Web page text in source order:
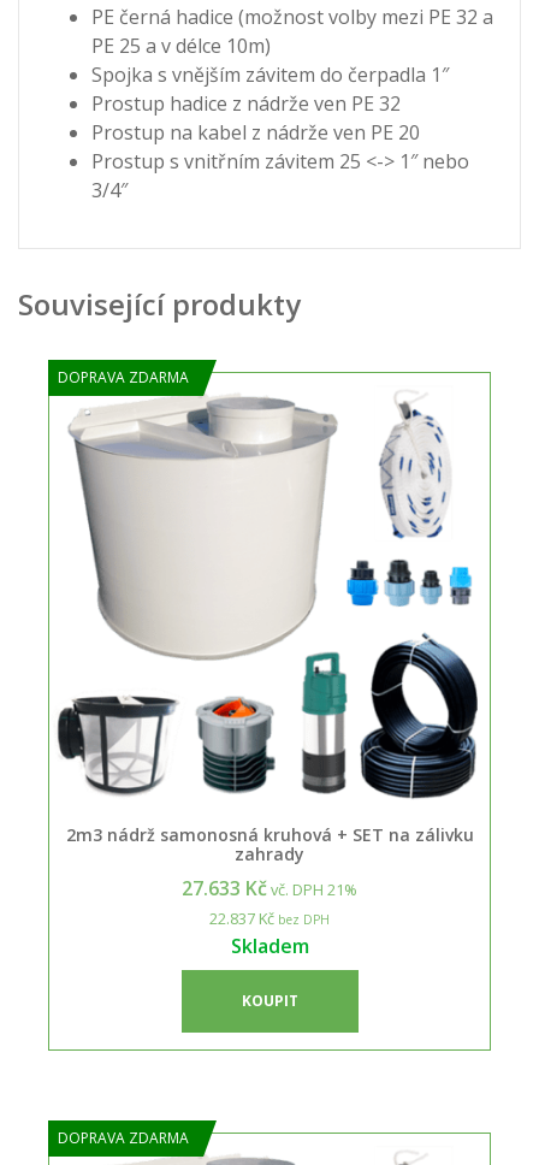
PE černá hadice (možnost volby mezi PE 32 a
PE 25 a v délce 10m)
Spojka s vnějším závitem do čerpadla 1″
Prostup hadice z nádrže ven PE 32
Prostup na kabel z nádrže ven PE 20
Prostup s vnitřním závitem 25 <-> 1″ nebo
3/4″
Související produkty
DOPRAVA ZDARMA
2m3 nádrž samonosná kruhová + SET na zálivku
zahrady
27.633 Kčvč. DPH 21%
22.837 Kč bez DPH
Skladem
KOUPIT
DOPRAVA ZDARMA